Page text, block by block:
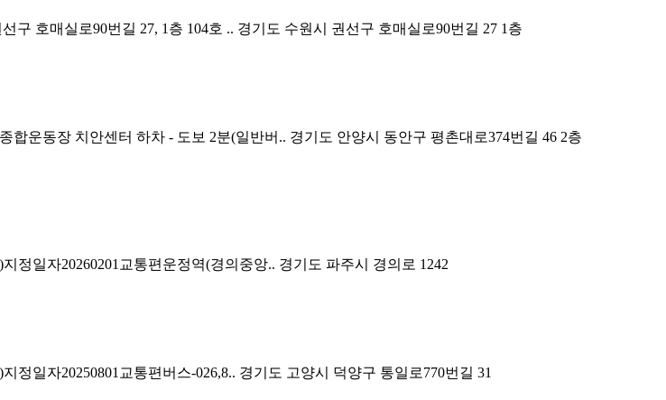
구 호매실로90번길 27, 1층 104호 .. 경기도 수원시 권선구 호매실로90번길 27 1층
합운동장 치안센터 하차 - 도보 2분(일반버.. 경기도 안양시 동안구 평촌대로374번길 46 2층
정일자20260201교통편운정역(경의중앙.. 경기도 파주시 경의로 1242
정일자20250801교통편버스-026,8.. 경기도 고양시 덕양구 통일로770번길 31